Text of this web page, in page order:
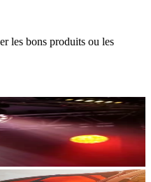
les bons produits ou les